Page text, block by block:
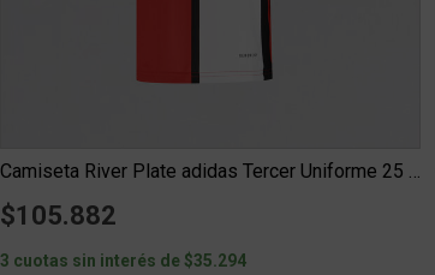
Camiseta River Plate adidas Tercer Uniforme 25 26 Niño
$105.882
3 cuotas sin interés de $35.294